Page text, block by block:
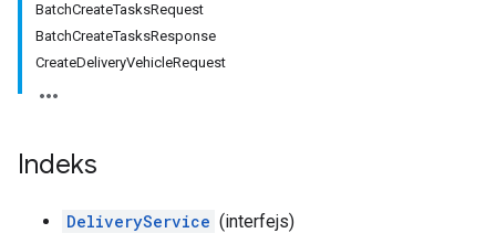
BatchCreateTasksRequest
BatchCreateTasksResponse
CreateDeliveryVehicleRequest
Indeks
DeliveryService (interfejs)